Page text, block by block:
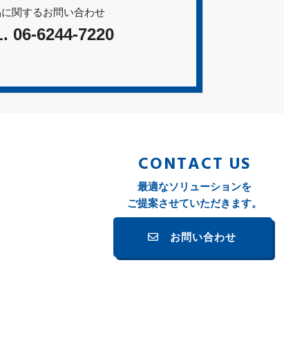
関するお問い合わせ
06-6244-7220
CONTACT US
最適なソリューションを
ご提案させていただきます。
お問い合わせ